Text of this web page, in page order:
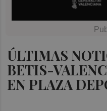
ÚLTIMAS
BETIS-
EN PLAZA